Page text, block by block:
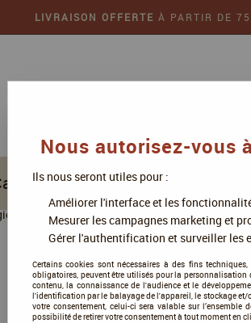
LIVRAISON OFFERTE À PARTIR DE
à collectionner
Le Collectif de l'Ombre
Le
Nous autorisez-vous
Ils nous seront utiles pour :
Améliorer l'interface et les
Mesurer les campagnes marketing et
Gérer l'authentification et surveiller les
Certains cookies sont nécessaires à des fins
obligatoires, peuvent être utilisés pour la personnalisation
contenu, la connaissance de l'audience et le
l'identification par le balayage de l'appareil, le stockage
votre consentement, celui-ci sera valable sur l’ensemble
possibilité de retirer votre consentement à tout moment en